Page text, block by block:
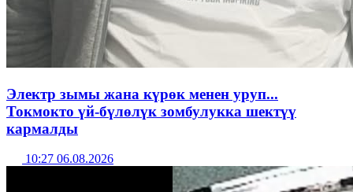
Электр зымы жана күрөк менен уруп...
Токмокто үй-бүлөлүк зомбулукка шектүү
кармалды
10:27 06.08.2026